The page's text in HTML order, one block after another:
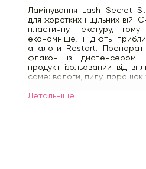
Ламінування Lash Secret
для жорстких і щільних вій.
пластичну текстуру,
економніше, і діють
аналоги Restart. Препарат
флакон із диспенсером.
продукт ізольований від
саме: вологи, пилу, порошок
Склад У серії Lash Secret
етапи ламінування –
Детальнiше